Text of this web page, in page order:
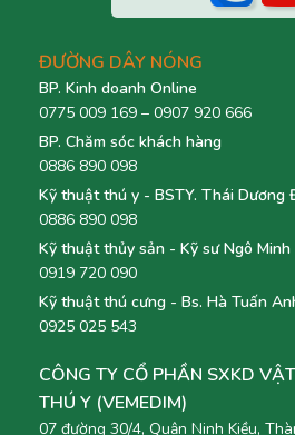
ĐƯỜNG DÂY NÓNG
BP. Kinh doanh Online
0775 009 169 – 0907 920 666
BP. Chăm sóc khách hàng
0886 890 098
Kỹ thuật thú y - BSTY. Thái Dương
0886 890 098
Kỹ thuật thủy sản - Kỹ sư Ngô Minh
0919 720 090
Kỹ thuật thú cưng - Bs. Hà Tuấn
0925 025 543
CÔNG TY CỔ PHẦN SXKD
THÚ Y (VEMEDIM)
07 đường 30/4, Quận Ninh Kiều,